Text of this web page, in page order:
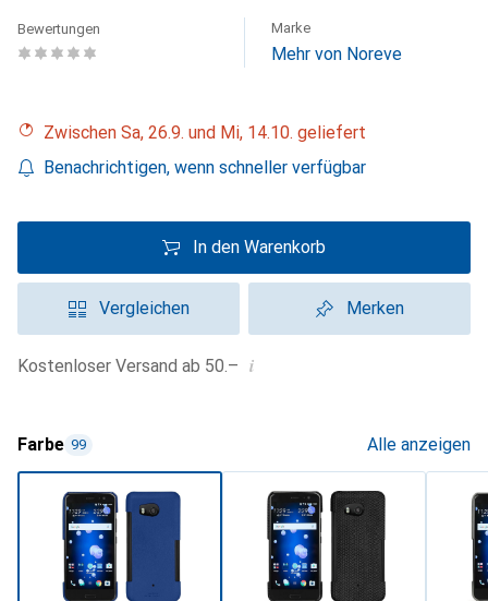
Bewertungen Marke
Mehr von Noreve
Zwischen Sa, 26.9. und Mi, 14.10. geliefert
Benachrichtigen, wenn schneller verfügbar
In den Warenkorb
Vergleichen Merken
Kostenloser Versand ab 50.– i
Farbe 99 Alle anzeigen